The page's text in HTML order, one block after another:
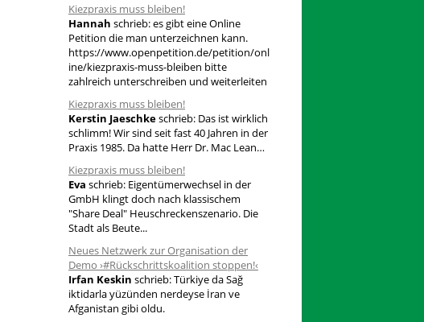
n
n
a
c
h
:
Kiezpraxis muss bleiben!
Hannah schrieb:es gibt eine Online
Petition die man unterzeichnen kann.
https://www.openpetition.de/petition/onl
ine/kiezpraxis-muss-bleiben bitte
zahlreich unterschreiben und weiterleiten
Kiezpraxis muss bleiben!
Kerstin Jaeschkeschrieb: Das ist wirklich
schlimm! Wir sind seit fast 40 Jahren in der
Praxis 1985. Da hatte Herr Dr. Mac Lean…
Kiezpraxis muss bleiben!
Eva schrieb: Eigentümerwechsel in der
GmbH klingt doch nach klassischem
"Share Deal" Heuschreckenszenario. Die
Stadt als Beute...
Neues Netzwerk zur Organisation der
Demo ›#Rückschrittskoalition stoppen!‹
Irfan Keskin schrieb:Türkiye da Sağ
iktidarla yüzünden nerdeyse İran ve
Afganistan gibi oldu.